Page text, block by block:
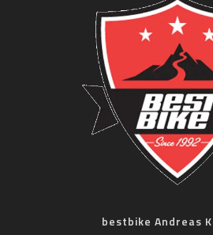
bestbike Andreas